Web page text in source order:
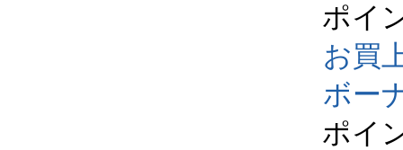
ポイ
お買
ボー
ポイ